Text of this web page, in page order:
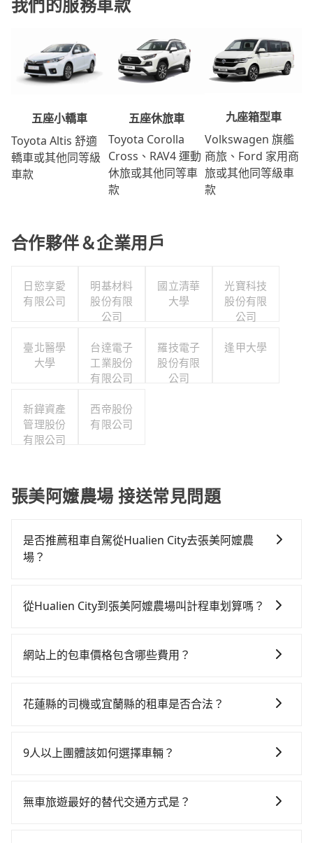
我們的服務車款
五座小轎車
Toyota Altis 舒適
轎車或其他同等級
車款
五座休旅車
Toyota Corolla
Cross、RAV4 運動
休旅或其他同等車
款
九座箱型車
Volkswagen 旗艦
商旅、Ford 家用商
旅或其他同等級車
款
合作夥伴＆企業用戶
日慾享愛
有限公司
明基材料
股份有限
公司
國立清華
大學
光寶科技
股份有限
公司
臺北醫學
大學
台達電子
工業股份
有限公司
羅技電子
股份有限
公司
逢甲大學
新鏵資產
管理股份
有限公司
西帝股份
有限公司
張美阿嬤農場 接送常見問題
是否推薦租車自駕從Hualien City去張美阿嬤農
場？
時不需要閉目養神（因為要自己開車），最重要的是你
$115~205承租小轎車，每公里再額外加收$3.2，從
達目的地後多久原路返回），雖已將eTag和可能的每小
車型，如Toyota Yaris、Prius C、Vios這類乘坐體驗較
況，打開車門才發現仍有上一組乘客遺留的垃圾或者撞
從Hualien City到張美阿嬤農場叫計程車划算嗎？
灣大車隊，如果在路邊攔不到車，也可考慮打電話至附
價格約為2,620~3,900元間。不過花蓮縣僅有合法計程車
隔天也要原路返回，宜蘭縣三星鄉的計程車也不是這麼
網預約，以免當場被坑受騙。雖然Hualien City到張美阿
網站上的包車價格包含哪些費用？
乘客險、司機小費、營業稅等，不會再有其他額外的費
花蓮縣的司機或宜蘭縣的租車是否合法？
車、私家車或野雞車在招攬生意，這不僅是違法可能被
都無法監控或追查。最好別為了省小錢而冒上不必要的
9人以上團體該如何選擇車輛？
9人以上之廂型車，其實屬違法。在現行法律下，營業小
無車旅遊最好的替代交通方式是？